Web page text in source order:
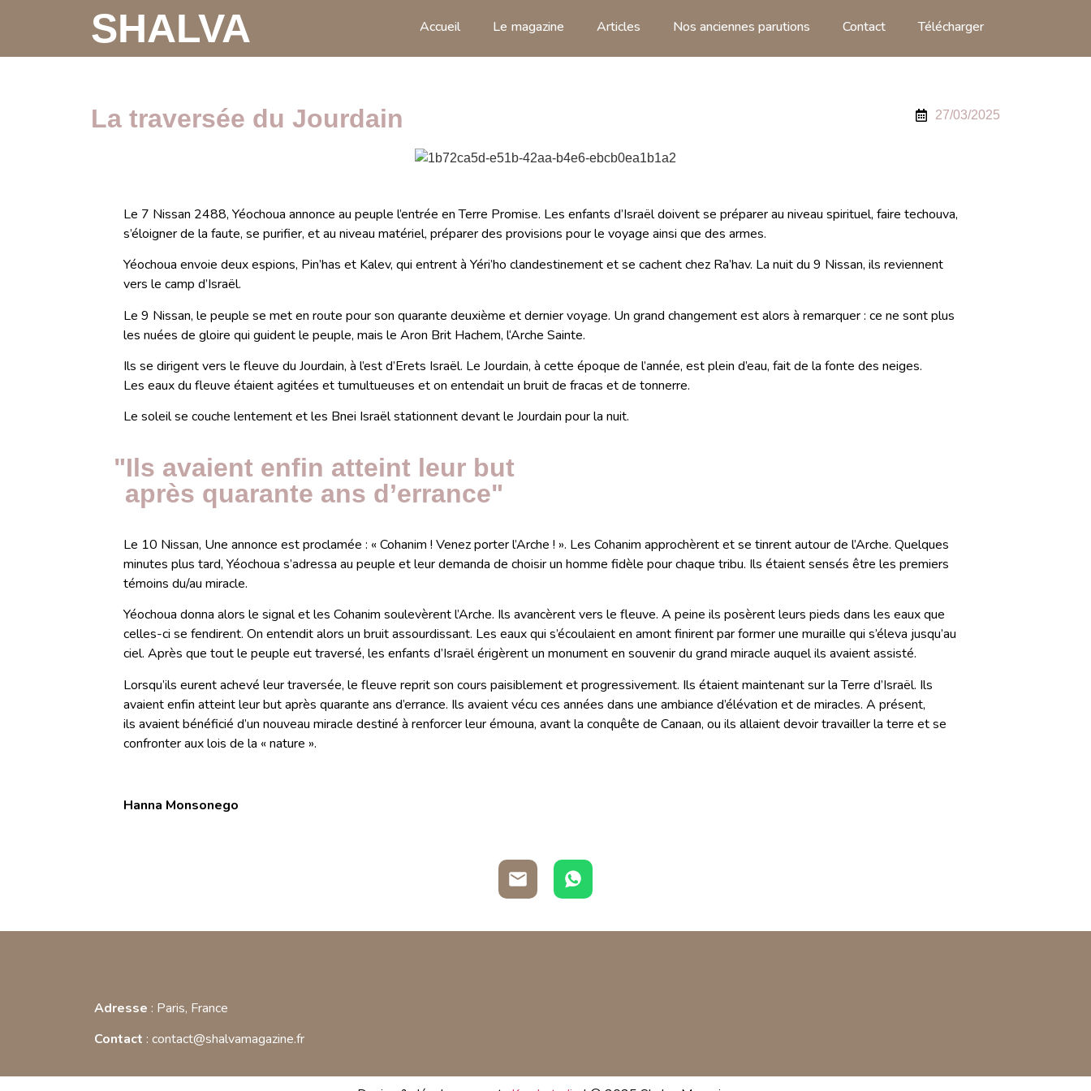
SHALVA Accueil Le magazine Articles Nos anciennes parutions Contact Télécharger
La traversée du Jourdain 27/03/2025
Le 7 Nissan 2488, Yéochoua annonce au peuple l’entrée en Terre Promise. Les enfants d’Israël doivent se préparer au niveau spirituel, faire techouva,
s’éloigner de la faute, se purifier, et au niveau matériel, préparer des provisions pour le voyage ainsi que des armes.
Yéochoua envoie deux espions, Pin’has et Kalev, qui entrent à Yéri’ho clandestinement et se cachent chez Ra’hav. La nuit du 9 Nissan, ils reviennent
vers le camp d’Israël.
Le 9 Nissan, le peuple se met en route pour son quarante deuxième et dernier voyage. Un grand changement est alors à remarquer : ce ne sont plus
les nuées de gloire qui guident le peuple, mais le Aron Brit Hachem, l‘Arche Sainte.
Ils se dirigent vers le fleuve du Jourdain, à l’est d’Erets Israël. Le Jourdain, à cette époque de l’année, est plein d’eau, fait de la fonte des neiges.
Les eaux du fleuve étaient agitées et tumultueuses et on entendait un bruit de fracas et de tonnerre.
Le soleil se couche lentement et les Bnei Israël stationnent devant le Jourdain pour la nuit.
"Ils avaient enfin atteint leur but
après quarante ans d’errance"
Le 10 Nissan, Une annonce est proclamée : « Cohanim ! Venez porter l’Arche ! ». Les Cohanim approchèrent et se tinrent autour de l’Arche. Quelques
minutes plus tard, Yéochoua s’adressa au peuple et leur demanda de choisir un homme fidèle pour chaque tribu. Ils étaient sensés être les premiers
témoins du/au miracle.
Yéochoua donna alors le signal et les Cohanim soulevèrent l’Arche. Ils avancèrent vers le fleuve. A peine ils posèrent leurs pieds dans les eaux que
celles-ci se fendirent. On entendit alors un bruit assourdissant. Les eaux qui s’écoulaient en amont finirent par former une muraille qui s’éleva jusqu’au
ciel. Après que tout le peuple eut traversé, les enfants d’Israël érigèrent un monument en souvenir du grand miracle auquel ils avaient assisté.
Lorsqu’ils eurent achevé leur traversée, le fleuve reprit son cours paisiblement et progressivement. Ils étaient maintenant sur la Terre d’Israël. Ils
avaient enfin atteint leur but après quarante ans d’errance. Ils avaient vécu ces années dans une ambiance d’élévation et de miracles. A présent,
ils avaient bénéficié d’un nouveau miracle destiné à renforcer leur émouna, avant la conquête de Canaan, ou ils allaient devoir travailler la terre et se
confronter aux lois de la « nature ».
Hanna Monsonego
Adresse : Paris, France
Contact : contact@shalvamagazine.fr